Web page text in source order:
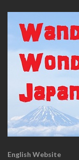
English Website